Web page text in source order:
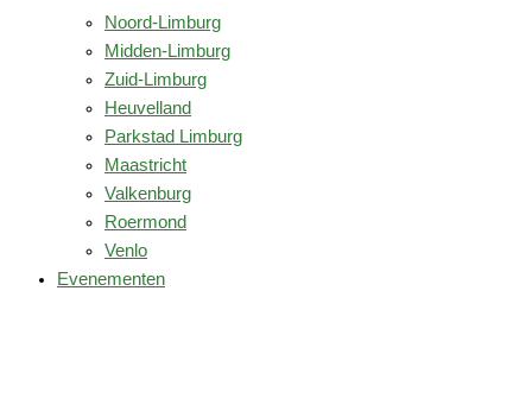
Noord-Limburg
Midden-Limburg
Zuid-Limburg
Heuvelland
Parkstad Limburg
Maastricht
Valkenburg
Roermond
Venlo
Evenementen